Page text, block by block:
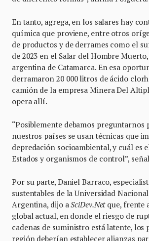
En tanto, agrega, en los salares hay
química que proviene, entre otros
de productos y de derrames como el
de 2023 en el Salar del Hombre
argentina de Catamarca. En esa
derramaron 20 000 litros de ácido
camión de la empresa Minera Del
opera allí.
“Posiblemente debamos preguntarnos
nuestros países se usan técnicas que
depredación socioambiental, y cuál es
Estados y organismos de control”,
Por su parte, Daniel Barraco,
sustentables de la Universidad
Argentina, dijo aSciDev.Netque, frente
global actual, en donde el riesgo de
cadenas de suministro está latente, los
región deberían establecer alianzas